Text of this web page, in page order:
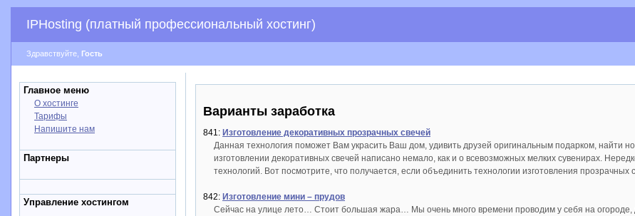
IPHosting (платный профессиональный хостинг)
Здравствуйте, Гость
Главное меню
О хостинге
Тарифы
Напишите нам
Партнеры
Управление хостингом
Варианты заработка
841: Изготовление декоративных прозрачных свечей
Данная технология поможет Вам украсить Ваш дом, удивить друзей оригинальным подарком, найти
изготовлении декоративных свечей написано немало, как и о всевозможных мелких сувенирах.
технологий. Вот посмотрите, что получается, если объединить технологии изготовления
842: Изготовление мини – прудов
Сейчас на улице лето… Стоит большая жара… Мы очень много времени проводим у себя на